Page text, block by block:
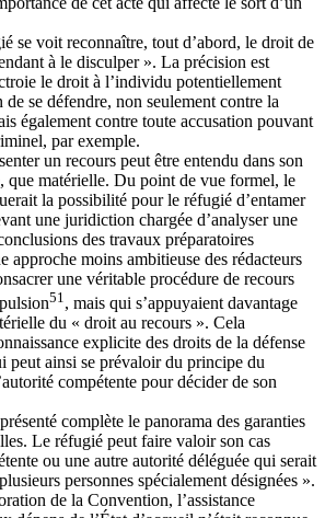
se voit reconnaître, tout d’abord, le droit de
à le disculper ». La précision est
le droit à l’individu potentiellement
de se défendre, non seulement contre la
également contre toute accusation pouvant
par exemple.
un recours peut être entendu dans son
que matérielle. Du point de vue formel, le
la possibilité pour le réfugié d’entamer
une juridiction chargée d’analyser une
des travaux préparatoires
approche moins ambitieuse des rédacteurs
une véritable procédure de recours
51 , mais qui s’appuyaient davantage
du « droit au recours ». Cela
explicite des droits de la défense
peut ainsi se prévaloir du principe du
compétente pour décider de son
complète le panorama des garanties
Le réfugié peut faire valoir son cas
ou une autre autorité déléguée qui serait
personnes spécialement désignées ».
de la Convention, l’assistance